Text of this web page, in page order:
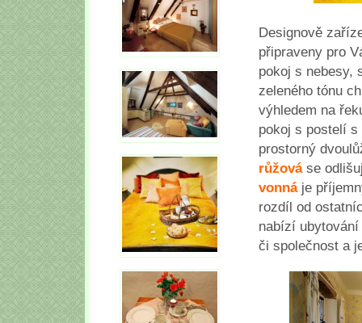
Designově
připraveny pro
pokoj s nebesy,
zeleného tónu
výhledem na
pokoj s postelí
prostorný
růžováse
vonnáje
rozdíl od
nabízí
či společnost a